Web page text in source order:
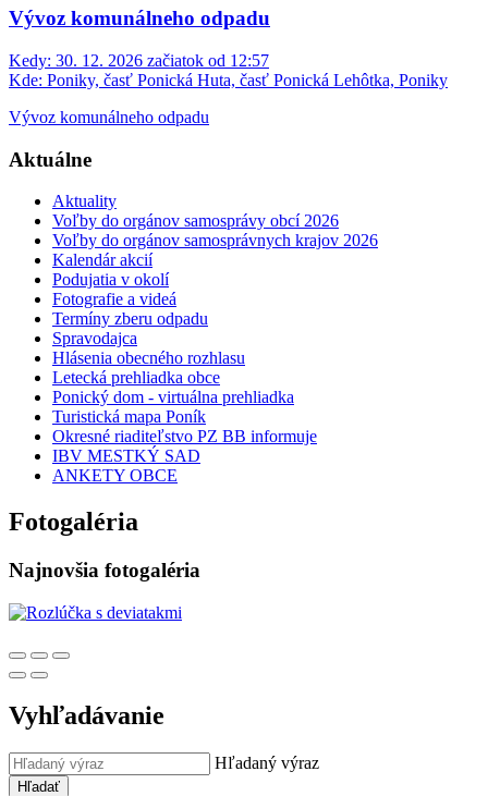
Vývoz komunálneho odpadu
Kedy: 30. 12. 2026 začiatok od 12:57
Kde: Poniky, časť Ponická Huta, časť Ponická Lehôtka, Poniky
Vývoz komunálneho odpadu
Aktuálne
Aktuality
Voľby do orgánov samosprávy obcí 2026
Voľby do orgánov samosprávnych krajov 2026
Kalendár akcií
Podujatia v okolí
Fotografie a videá
Termíny zberu odpadu
Spravodajca
Hlásenia obecného rozhlasu
Letecká prehliadka obce
Ponický dom - virtuálna prehliadka
Turistická mapa Poník
Okresné riaditeľstvo PZ BB informuje
IBV MESTKÝ SAD
ANKETY OBCE
Fotogaléria
Najnovšia fotogaléria
Vyhľadávanie
Hľadaný výraz
Hľadať